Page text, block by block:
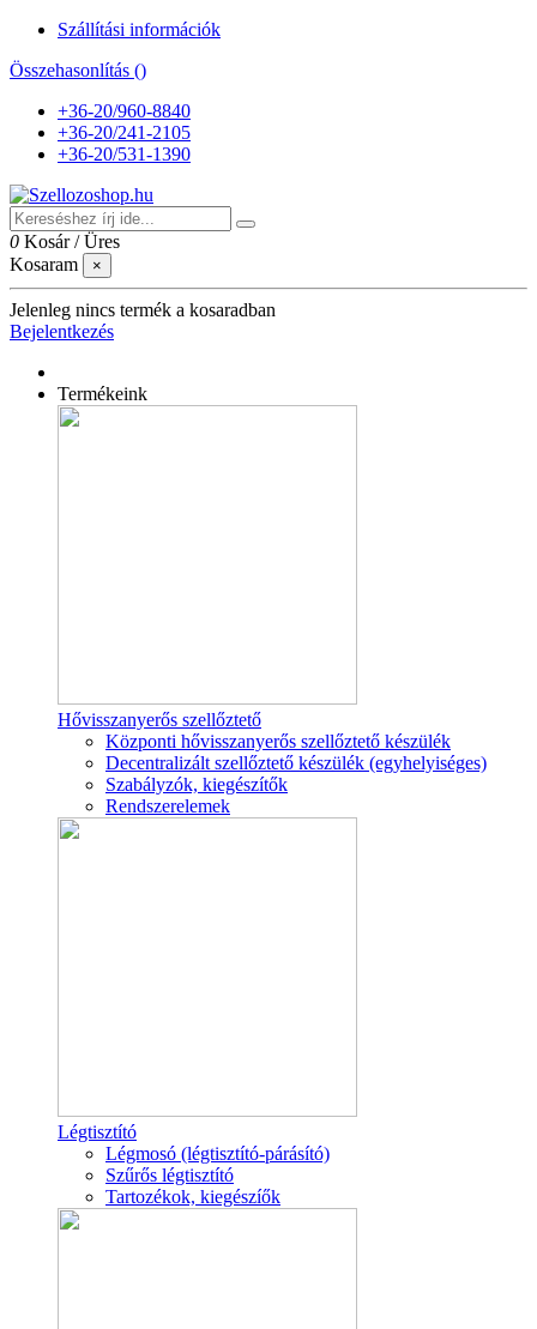
Szállítási információk
Összehasonlítás ()
+36-20/960-8840
+36-20/241-2105
+36-20/531-1390
0 Kosár /Üres
Kosaram
×
Jelenleg nincs termék a kosaradban
Bejelentkezés
Termékeink
Hővisszanyerős szellőztető
Központi hővisszanyerős szellőztető készülék
Decentralizált szellőztető készülék (egyhelyiséges)
Szabályzók, kiegészítők
Rendszerelemek
Légtisztító
Légmosó (légtisztító-párásító)
Szűrős légtisztító
Tartozékok, kiegészíők